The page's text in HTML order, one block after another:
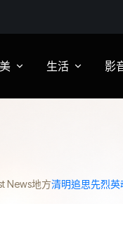
醫美實測
生活
旅遊
影
News地方清明追思先烈